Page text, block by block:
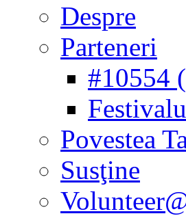
Despre
Parteneri
#10554
Povestea
Susţine